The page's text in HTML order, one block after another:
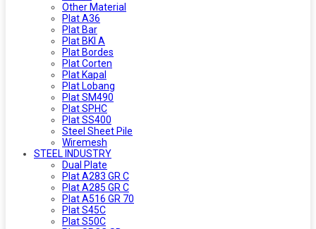
Other Material
Plat A36
Plat Bar
Plat BKI A
Plat Bordes
Plat Corten
Plat Kapal
Plat Lobang
Plat SM490
Plat SPHC
Plat SS400
Steel Sheet Pile
Wiremesh
STEEL INDUSTRY
Dual Plate
Plat A283 GR C
Plat A285 GR C
Plat A516 GR 70
Plat S45C
Plat S50C